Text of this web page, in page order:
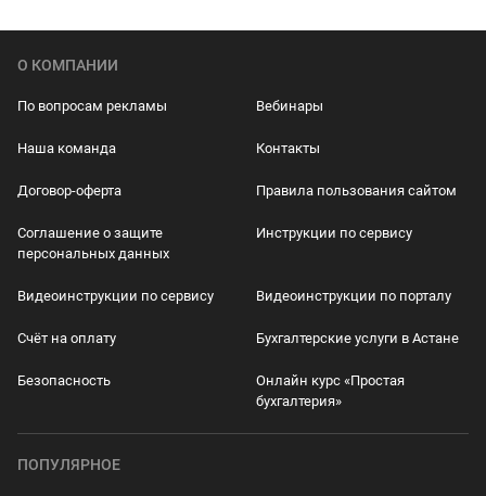
О КОМПАНИИ
По вопросам рекламы Вебинары
Наша команда Контакты
Договор-оферта Правила пользования сайтом
Соглашение о защите
персональных данных
Инструкции по сервису
Видеоинструкции по сервису Видеоинструкции по порталу
Счёт на оплату Бухгалтерские услуги в Астане
Безопасность
Онлайн курс «Простая
бухгалтерия»
ПОПУЛЯРНОЕ